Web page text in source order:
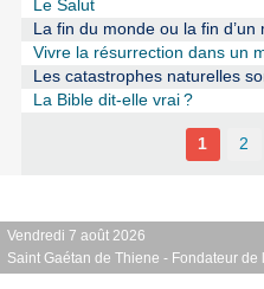
Le Salut
La fin du monde ou la fin d’un
Vivre la résurrection dans un
Les catastrophes naturelles
La Bible dit-elle vrai ?
1 2
Vendredi 7 août 2026
Saint Gaétan de Thiene - Fondateur de